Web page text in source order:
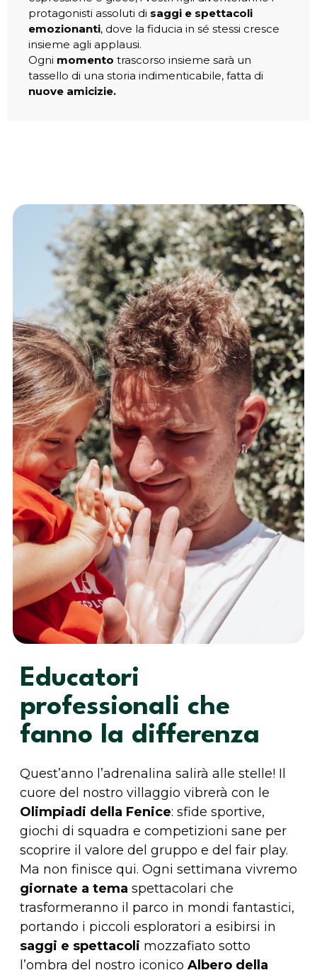
protagonisti assoluti di saggi e spettacoli
emozionanti, dove la fiducia in sé stessi cresce
insieme agli applausi.
Ogni momento trascorso insieme sarà un
tassello di una storia indimenticabile, fatta di
nuove amicizie.
Educatori
professionali che
fanno la differenza
Quest’anno l’adrenalina salirà alle stelle! Il
cuore del nostro villaggio vibrerà con le
Olimpiadi della Fenice: sfide sportive,
giochi di squadra e competizioni sane per
scoprire il valore del gruppo e del fair play.
Ma non finisce qui. Ogni settimana vivremo
giornate a tema spettacolari che
trasformeranno il parco in mondi fantastici,
portando i piccoli esploratori a esibirsi in
saggi e spettacoli mozzafiato sotto
l’ombra del nostro iconico Albero della